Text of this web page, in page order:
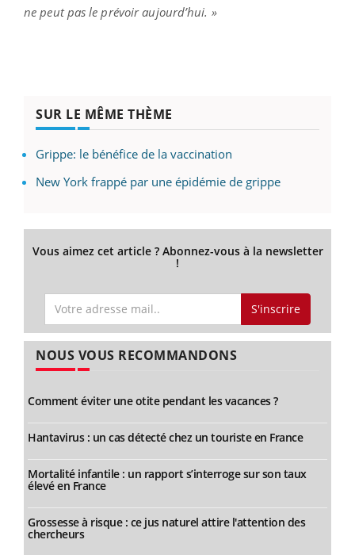
ne peut pas le prévoir aujourd’hui. »
SUR LE MÊME THÈME
Grippe: le bénéfice de la vaccination
New York frappé par une épidémie de grippe
Vous aimez cet article ? Abonnez-vous à la newsletter
!
S'inscrire
NOUS VOUS RECOMMANDONS
Comment éviter une otite pendant les vacances ?
Hantavirus : un cas détecté chez un touriste en France
Mortalité infantile : un rapport s’interroge sur son taux
élevé en France
Grossesse à risque : ce jus naturel attire l'attention des
chercheurs